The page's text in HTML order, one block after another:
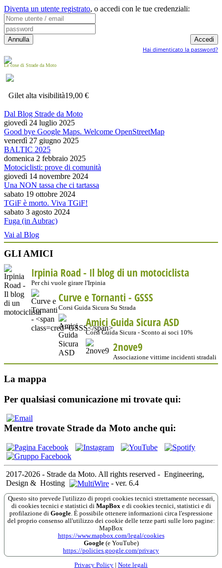
Diventa un utente registrato, o accedi con le tue credenziali:
Hai dimenticato la password?
Le cose di Strade da Moto
Gilet alta visibilità19,00 €
Dal Blog Strade da Moto
giovedì 24 luglio 2025
Good bye Google Maps. Welcome OpenStreetMap
venerdì 27 giugno 2025
BALTIC 2025
domenica 2 febbraio 2025
Motociclisti: prove di comunità
giovedì 14 novembre 2024
Una NON tassa che ci tartassa
sabato 19 ottobre 2024
TGiF è morto. Viva TGiF!
sabato 3 agosto 2024
Fuga (in Aubrac)
Vai al Blog
GLI AMICI
Irpinia Road - Il blog di un motociclista
Per chi vuole girare l'Irpinia
Curve e Tornanti - GSSS
Corsi Guida Sicura Su Strada
Amici Guida Sicura ASD
Corsi Guida Sicura - Sconto ai soci 10%
2nove9
Associazione vittime incidenti stradali
La mappa
Per qualsiasi comunicazione mi trovate qui:
Mentre trovate Strade da Moto anche qui:
2017-2026 - Strade da Moto. All rights reserved - Engineering,
Design & Hosting - ver. 6.4
Questo sito prevede l'utilizzo di propri cookies tecnici strettamente necessari,
di cookies tecnici e statistici di MapBoxe di cookies tecnici, statistici e di
profilazione di Google. È possibile ottenere informazioni circa l'espressione
del proprio consenso all'utilizzo dei cookie delle terze parti sulle loro pagine:
MapBox
https://www.mapbox.com/legal/cookies
Google(e YouTube)
https://policies.google.com/privacy
Privacy Policy Note legali